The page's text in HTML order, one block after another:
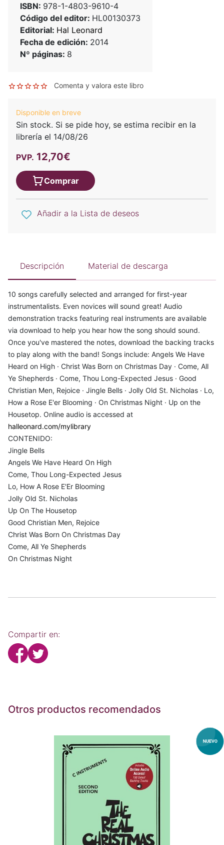
ISBN: 978-1-4803-9610-4
Código del editor: HL00130373
Editorial: Hal Leonard
Fecha de edición: 2014
Nº páginas: 8
Comenta y valora este libro
Disponible en breve
Sin stock. Si se pide hoy, se estima recibir en la
librería el 14/08/26
PVP. 12,70€
Comprar
Añadir a la Lista de deseos
Descripción Material de descarga
10 songs carefully selected and arranged for first-year
instrumentalists. Even novices will sound great! Audio
demonstration tracks featuring real instruments are available
via download to help you hear how the song should sound.
Once you've mastered the notes, download the backing tracks
to play along with the band! Songs include: Angels We Have
Heard on High · Christ Was Born on Christmas Day · Come, All
Ye Shepherds · Come, Thou Long-Expected Jesus · Good
Christian Men, Rejoice · Jingle Bells · Jolly Old St. Nicholas · Lo,
How a Rose E'er Blooming · On Christmas Night · Up on the
Housetop. Online audio is accessed at
halleonard.com/mylibrary
CONTENIDO:
Jingle Bells
Angels We Have Heard On High
Come, Thou Long-Expected Jesus
Lo, How A Rose E'Er Blooming
Jolly Old St. Nicholas
Up On The Housetop
Good Christian Men, Rejoice
Christ Was Born On Christmas Day
Come, All Ye Shepherds
On Christmas Night
Compartir en:
Otros productos recomendados